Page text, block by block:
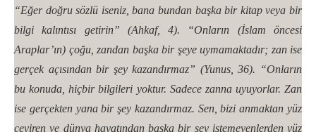
“Eğer doğru sözlü iseniz, bana bundan başka bir kitap veya bir
bilgi kalıntısı getirin” (Ahkaf, 4). “Onların (İslam öncesi
Araplar’ın) çoğu, zandan başka bir şeye uymamaktadır; zan ise
gerçek açısından bir şey kazandırmaz” (Yunus, 36). “Onların
bu konuda, hiçbir bilgileri yoktur. Sadece zanna uyuyorlar. Zan
ise gerçekten yana bir şey kazandırmaz. Sen, bizi anmaktan yüz
çeviren ve dünya hayatından başka bir şey istemeyenlerden yüz